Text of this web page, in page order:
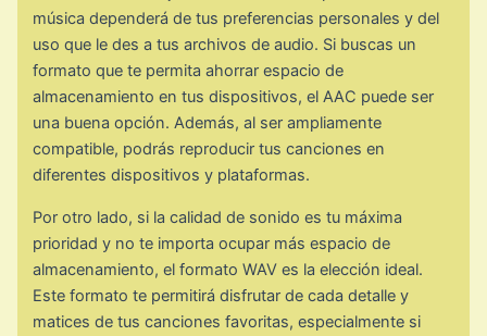
música dependerá de tus preferencias personales y del
uso que le des a tus archivos de audio. Si buscas un
formato que te permita ahorrar espacio de
almacenamiento en tus dispositivos, el AAC puede ser
una buena opción. Además, al ser ampliamente
compatible, podrás reproducir tus canciones en
diferentes dispositivos y plataformas.
Por otro lado, si la calidad de sonido es tu máxima
prioridad y no te importa ocupar más espacio de
almacenamiento, el formato WAV es la elección ideal.
Este formato te permitirá disfrutar de cada detalle y
matices de tus canciones favoritas, especialmente si